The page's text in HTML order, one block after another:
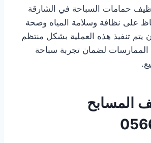
حمامات السباحة في الشارقة
على نظافة وسلامة المياه وصحة
يتم تنفيذ هذه العملية بشكل منتظم
لضمان تجربة سباحة
المسابح